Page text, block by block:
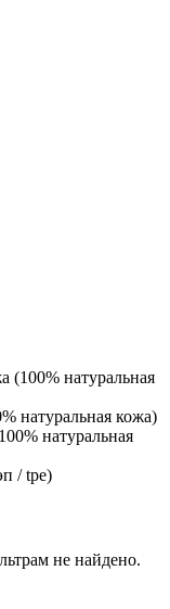
(100% натуральная
натуральная кожа)
натуральная
/ tpe)
не найдено.